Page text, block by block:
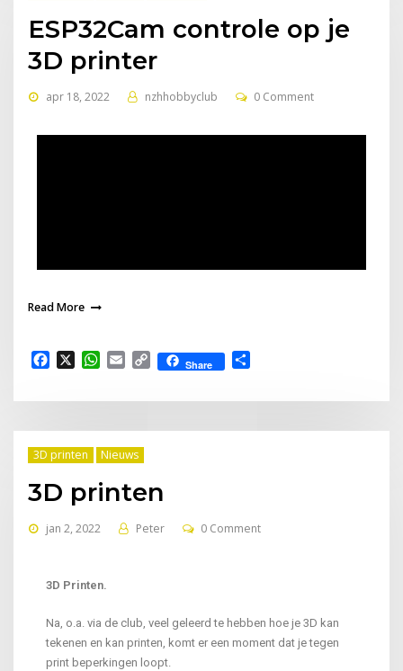
ESP32Cam controle op je
3D printer
apr 18, 2022 nzhhobbyclub 0 Comment
Read More
FacebookWhatsApp
EmailCopy Share
3D printen Nieuws
3D printen
jan 2, 2022 Peter 0 Comment
3D Printen.
Na, o.a. via de club, veel geleerd te hebben hoe je 3D kan
tekenen en kan printen, komt er een moment dat je tegen
print beperkingen loopt.